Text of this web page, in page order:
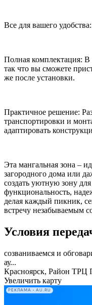
Все для вашего удобства:
Полная комплектация: В
так что вы сможете
же после установки.
Практичное решение:
транспортировки и
адаптировать
Эта мангальная зона –
загородного дома или
создать уютную зону
функциональность,
делая каждый пикник,
встречу незабываемым
Условия
созваниваемся и
ау...
Красноярск, Район ТРЦ
Увеличить карту
РЕКЛАМА • AU.RU